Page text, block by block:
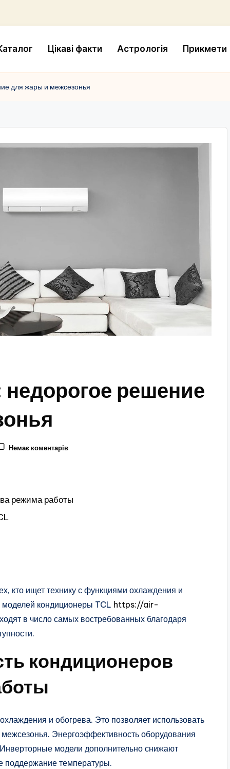
Цікаві факти Астрологія Прикмети
для жары и межсезонья
решение
Немає коментарів
режима работы
кто ищет технику с функциями охлаждения и
кондиционеры TCL https://air-
в число самых востребованных благодаря
кондиционеров
и обогрева. Это позволяет использовать
Энергоэффективность оборудования
модели дополнительно снижают
поддержание температуры.